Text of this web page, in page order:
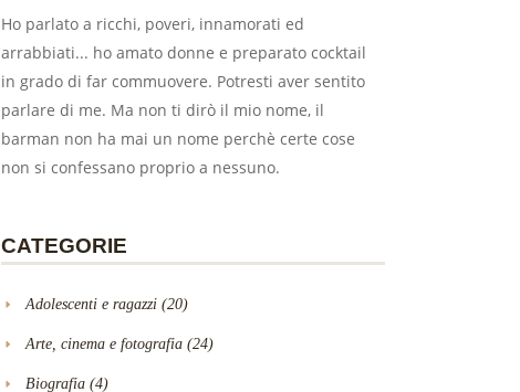
Ho parlato a ricchi, poveri, innamorati ed
arrabbiati... ho amato donne e preparato cocktail
in grado di far commuovere. Potresti aver sentito
parlare di me. Ma non ti dirò il mio nome, il
barman non ha mai un nome perchè certe cose
non si confessano proprio a nessuno.
CATEGORIE
Adolescenti e ragazzi (20)
Arte, cinema e fotografia (24)
Biografia (4)